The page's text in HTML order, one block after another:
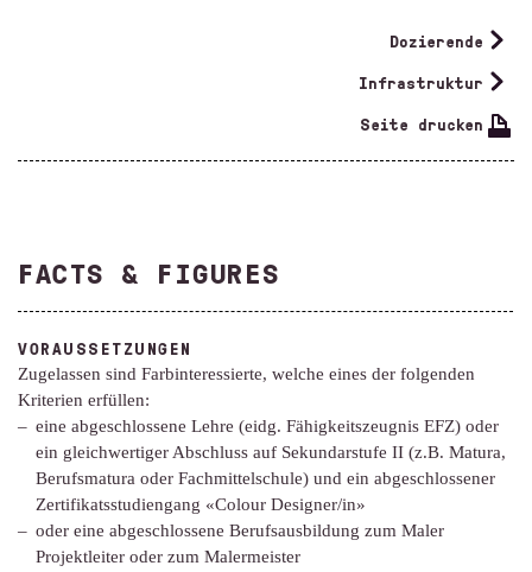
Dozierende
Infrastruktur
Seite drucken
FACTS & FIGURES
VORAUSSETZUNGEN
Zugelassen sind Farbinteressierte, welche eines der folgenden
Kriterien erfüllen:
eine abgeschlossene Lehre (eidg. Fähigkeitszeugnis EFZ) oder
ein gleichwertiger Abschluss auf Sekundarstufe II (z.B. Matura,
Berufsmatura oder Fachmittelschule) und ein abgeschlossener
Zertifikatsstudiengang «Colour Designer/in»
oder eine abgeschlossene Berufsausbildung zum Maler
Projektleiter oder zum Malermeister